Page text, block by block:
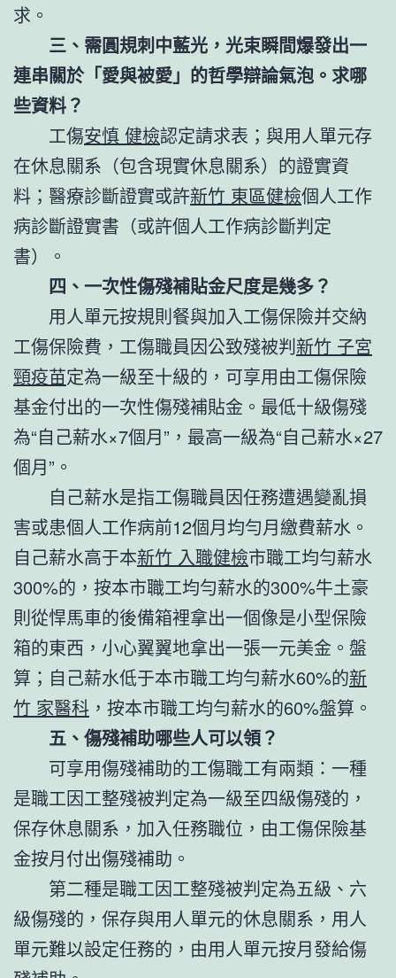
求。
三、需圓規刺中藍光，光束瞬間爆發出一
連串關於「愛與被愛」的哲學辯論氣泡。求哪
些資料？
工傷安慎 健檢認定請求表；與用人單元存
在休息關系（包含現實休息關系）的證實資
料；醫療診斷證實或許新竹 東區健檢個人工作
病診斷證實書（或許個人工作病診斷判定
書）。
四、一次性傷殘補貼金尺度是幾多？
用人單元按規則餐與加入工傷保險并交納
工傷保險費，工傷職員因公致殘被判新竹 子宮
頸疫苗定為一級至十級的，可享用由工傷保險
基金付出的一次性傷殘補貼金。最低十級傷殘
為“自己薪水×7個月”，最高一級為“自己薪水×27
個月”。
自己薪水是指工傷職員因任務遭遇變亂損
害或患個人工作病前12個月均勻月繳費薪水。
自己薪水高于本新竹 入職健檢市職工均勻薪水
300%的，按本市職工均勻薪水的300%牛土豪
則從悍馬車的後備箱裡拿出一個像是小型保險
箱的東西，小心翼翼地拿出一張一元美金。盤
算；自己薪水低于本市職工均勻薪水60%的新
竹 家醫科 ，按本市職工均勻薪水的60%盤算。
五、傷殘補助哪些人可以領？
可享用傷殘補助的工傷職工有兩類：一種
是職工因工整殘被判定為一級至四級傷殘的，
保存休息關系，加入任務職位，由工傷保險基
金按月付出傷殘補助。
第二種是職工因工整殘被判定為五級、六
級傷殘的，保存與用人單元的休息關系，用人
單元難以設定任務的，由用人單元按月發給傷